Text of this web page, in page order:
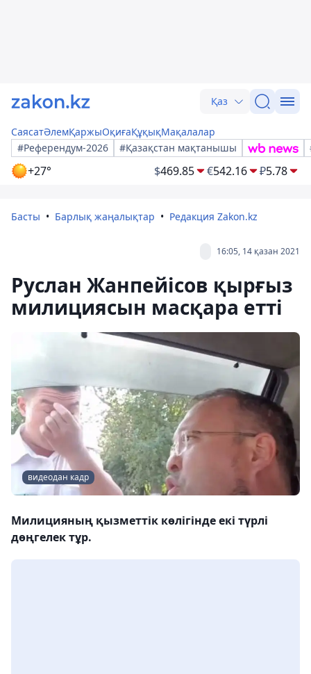
Қаз
СаясатӘлемҚаржыОқиғаҚұқықМақалалар
#Референдум-2026
#Қазақстан мақтанышы
+27° $469.85 €542.16 ₽5.78
Басты Барлық жаңалықтар Редакция Zakon.kz
16:05, 14 қазан 2021
Руслан Жанпейісов қырғыз
милициясын масқара етті
видеодан кадр
Милицияның қызметтік көлігінде екі түрлі
дөңгелек тұр.